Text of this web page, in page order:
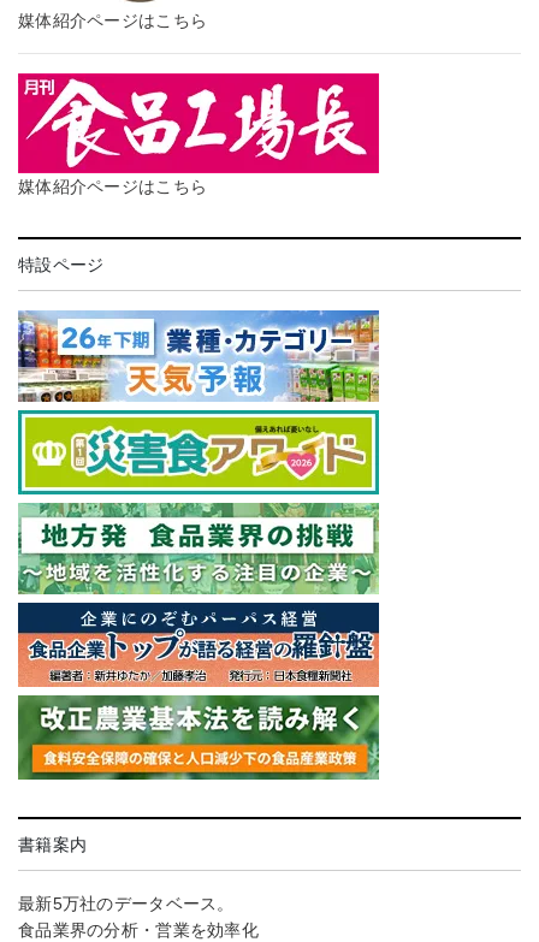
媒体紹介ページはこちら
媒体紹介ページはこちら
特設ページ
書籍案内
最新5万社のデータベース。
食品業界の分析・営業を効率化